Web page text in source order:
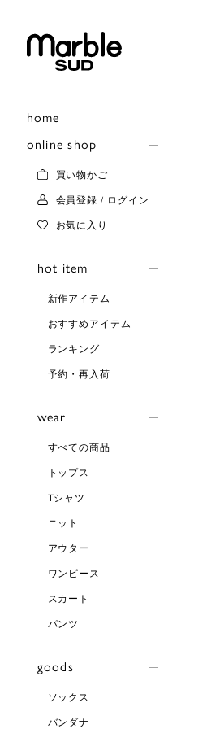
home
online shop
買い物かご
会員登録 / ログイン
お気に入り
hot item
新作アイテム
おすすめアイテム
ランキング
予約・再入荷
wear
すべての商品
トップス
Tシャツ
ニット
アウター
ワンピース
スカート
パンツ
goods
ソックス
バンダナ